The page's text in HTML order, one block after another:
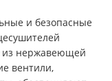
и безопасные
нержавеющей
вентили,